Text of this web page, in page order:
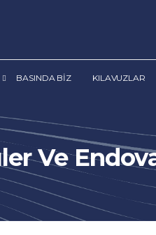
BASINDA BİZ KILAVUZLAR
Ve